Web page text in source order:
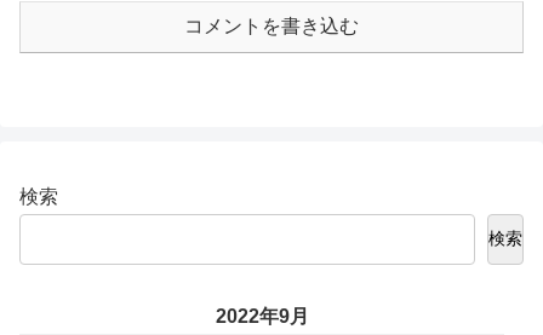
コメントを書き込む
検索
検索
2022年9月